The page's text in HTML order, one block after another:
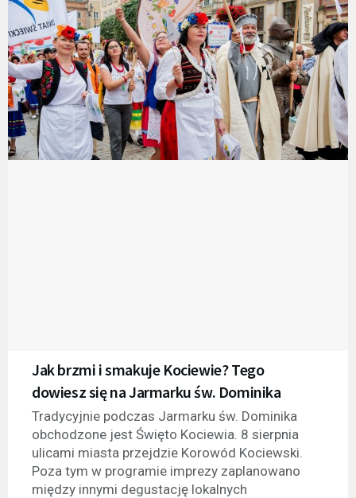
Jak brzmi i smakuje Kociewie? Tego
dowiesz się na Jarmarku św. Dominika
Tradycyjnie podczas Jarmarku św. Dominika
obchodzone jest Święto Kociewia. 8 sierpnia
ulicami miasta przejdzie Korowód Kociewski.
Poza tym w programie imprezy zaplanowano
między innymi degustację lokalnych